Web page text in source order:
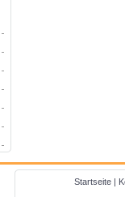
Startseite |